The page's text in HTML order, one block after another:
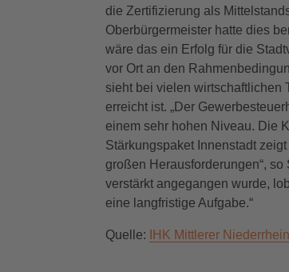
die Zertifizierung als
Oberbürgermeister hatte dies
wäre das ein Erfolg für die
vor Ort an den
sieht bei vielen wirtschaftlichen
erreicht ist. „Der
einem sehr hohen Niveau. Die
Stärkungspaket Innenstadt
großen Herausforderungen“,
verstärkt angegangen wurde,
eine langfristige Aufgabe.“
Quelle: IHK Mittlerer Niederrhein